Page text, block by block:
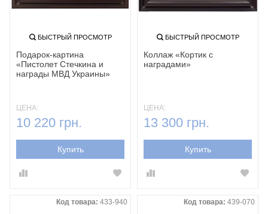
БЫСТРЫЙ ПРОСМОТР
Подарок-картина
«Пистолет Стечкина и
награды МВД Украины»
ЦЕНА:
10 220 грн.
Купить
БЫСТРЫЙ ПРОСМОТР
Коллаж «Кортик с
наградами»
ЦЕНА:
13 300 грн.
Купить
Код товара: 433-940 Код товара: 439-070